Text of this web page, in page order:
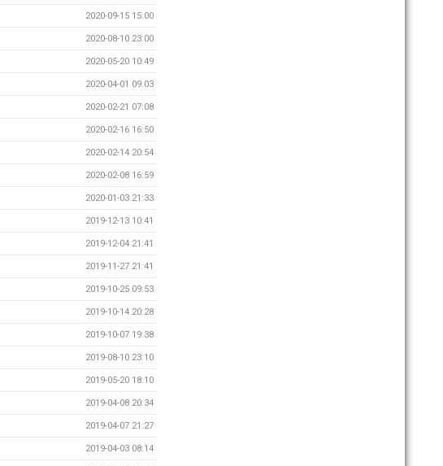
2020-09-15 15:00
2020-08-10 23:00
2020-05-20 10:49
2020-04-01 09:03
2020-02-21 07:08
2020-02-16 16:50
2020-02-14 20:54
2020-02-08 16:59
2020-01-03 21:33
2019-12-13 10:41
2019-12-04 21:41
2019-11-27 21:41
2019-10-25 09:53
2019-10-14 20:28
2019-10-07 19:38
2019-08-10 23:10
2019-05-20 18:10
2019-04-08 20:34
2019-04-07 21:27
2019-04-03 08:14